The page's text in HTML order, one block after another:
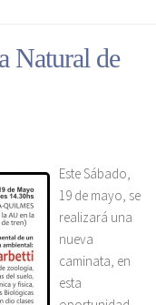
Natural de
Este Sábado,
19 de mayo, se
realizará una
nueva
caminata, en
esta